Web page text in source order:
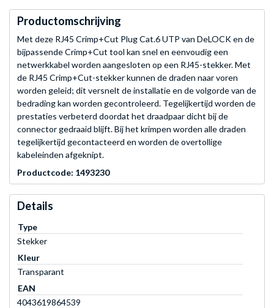
Productomschrijving
Met deze RJ45 Crimp+Cut Plug Cat.6 UTP van DeLOCK en de
bijpassende Crimp+Cut tool kan snel en eenvoudig een
netwerkkabel worden aangesloten op een RJ45-stekker. Met
de RJ45 Crimp+Cut-stekker kunnen de draden naar voren
worden geleid; dit versnelt de installatie en de volgorde van de
bedrading kan worden gecontroleerd. Tegelijkertijd worden de
prestaties verbeterd doordat het draadpaar dicht bij de
connector gedraaid blijft. Bij het krimpen worden alle draden
tegelijkertijd gecontacteerd en worden de overtollige
kabeleinden afgeknipt.
Productcode: 1493230
Details
Type
Stekker
Kleur
Transparant
EAN
4043619864539